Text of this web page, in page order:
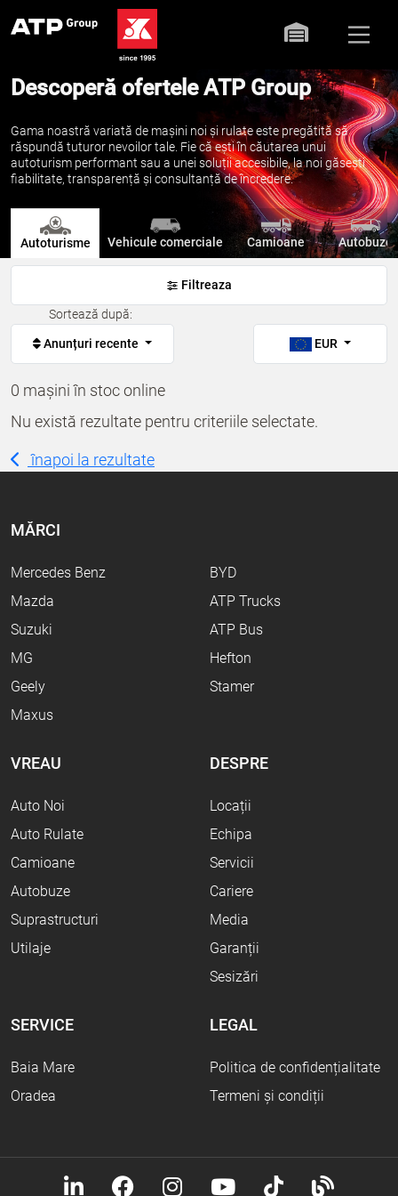
Descoperă ofertele ATP Group
Gama noastră variată de mașini noi și rulate este pregătită să
răspundă tuturor nevoilor tale. Fie că ești în căutarea unui
autoturism performant sau a unei soluții accesibile, la noi găsești
fiabilitate, transparență și consultanță de încredere.
Autoturisme Vehicule comerciale Camioane Autobuze
Filtreaza
Sortează după:
Anunțuri recente EUR
0 mașini în stoc online
Nu există rezultate pentru criteriile selectate.
înapoi la rezultate
MĂRCI
Mercedes Benz
Mazda
Suzuki
MG
Geely
Maxus
BYD
ATP Trucks
ATP Bus
Hefton
Stamer
VREAU
Auto Noi
Auto Rulate
Camioane
Autobuze
Suprastructuri
Utilaje
DESPRE
Locații
Echipa
Servicii
Cariere
Media
Garanții
Sesizări
SERVICE
Baia Mare
Oradea
LEGAL
Politica de confidențialitate
Termeni și condiții